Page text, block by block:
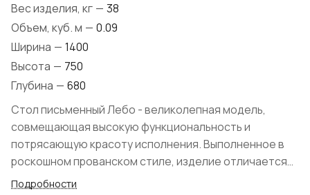
Вес изделия, кг — 38
Объем, куб. м — 0.09
Ширина — 1400
Высота — 750
Глубина — 680
Стол письменный Лебо - великолепная модель,
совмещающая высокую функциональность и
потрясающую красоту исполнения. Выполненное в
роскошном прованском стиле, изделие отличается
плавными линиями, изящными фигурными
Подробности